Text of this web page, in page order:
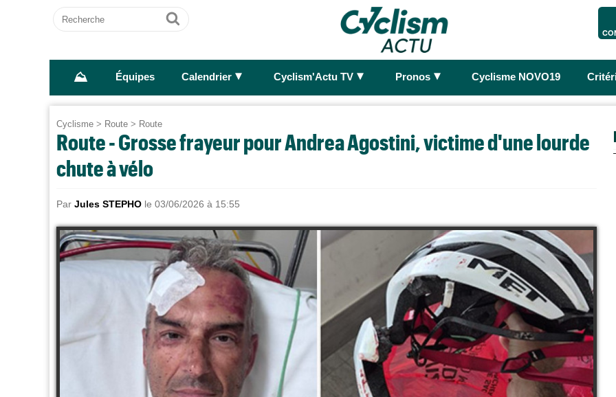
Recherche
Ok
⛰ Équipes Calendrier ► Cyclism'Actu TV ► Pronos ► Cyclisme NOVO19
Cyclisme > Route > Route
Route - Grosse frayeur pour Andrea Agostini, victime d'une lourde
chute à vélo
Par Jules STEPHO le 03/06/2026 à 15:55